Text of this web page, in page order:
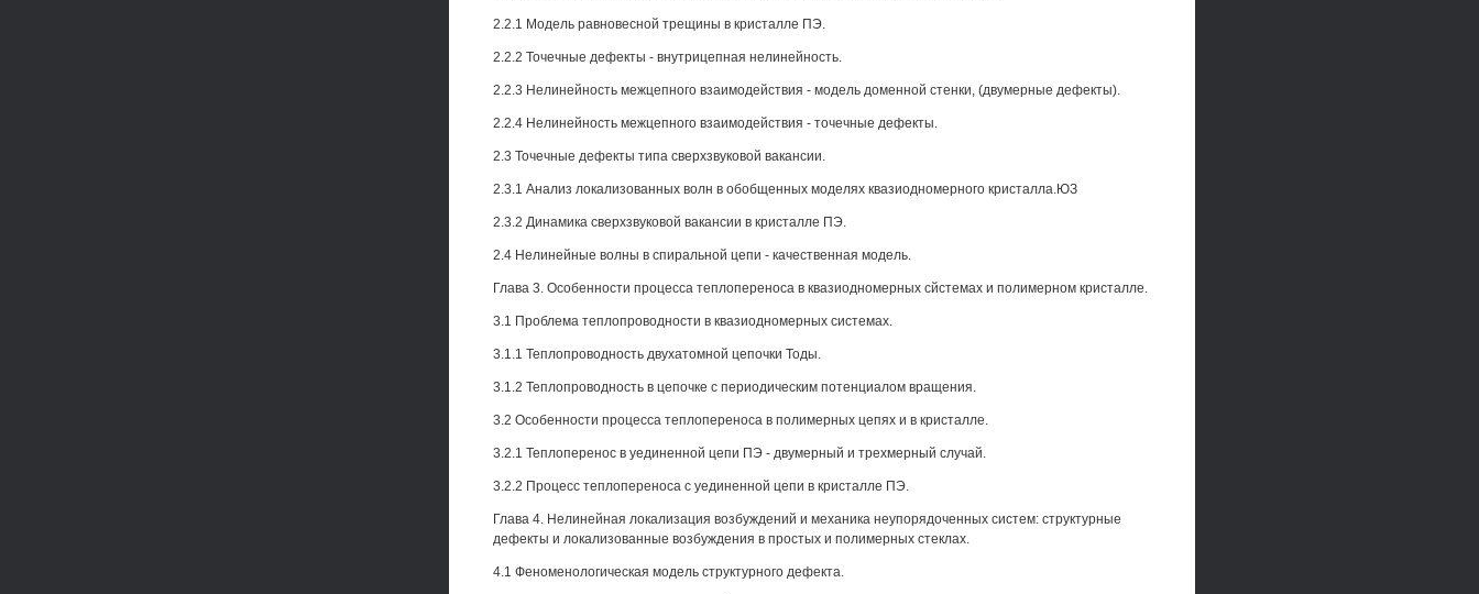
2.2.1 Модель равновесной трещины в кристалле ПЭ.
2.2.2 Точечные дефекты - внутрицепная нелинейность.
2.2.3 Нелинейность межцепного взаимодействия - модель доменной стенки, (двумерные дефекты).
2.2.4 Нелинейность межцепного взаимодействия - точечные дефекты.
2.3 Точечные дефекты типа сверхзвуковой вакансии.
2.3.1 Анализ локализованных волн в обобщенных моделях квазиодномерного кристалла.ЮЗ
2.3.2 Динамика сверхзвуковой вакансии в кристалле ПЭ.
2.4 Нелинейные волны в спиральной цепи - качественная модель.
Глава 3. Особенности процесса теплопереноса в квазиодномерных сйстемах и полимерном кристалле.
3.1 Проблема теплопроводности в квазиодномерных системах.
3.1.1 Теплопроводность двухатомной цепочки Тоды.
3.1.2 Теплопроводность в цепочке с периодическим потенциалом вращения.
3.2 Особенности процесса теплопереноса в полимерных цепях и в кристалле.
3.2.1 Теплоперенос в уединенной цепи ПЭ - двумерный и трехмерный случай.
3.2.2 Процесс теплопереноса с уединенной цепи в кристалле ПЭ.
Глава 4. Нелинейная локализация возбуждений и механика неупорядоченных систем: структурные
дефекты и локализованные возбуждения в простых и полимерных стеклах.
4.1 Феноменологическая модель структурного дефекта.